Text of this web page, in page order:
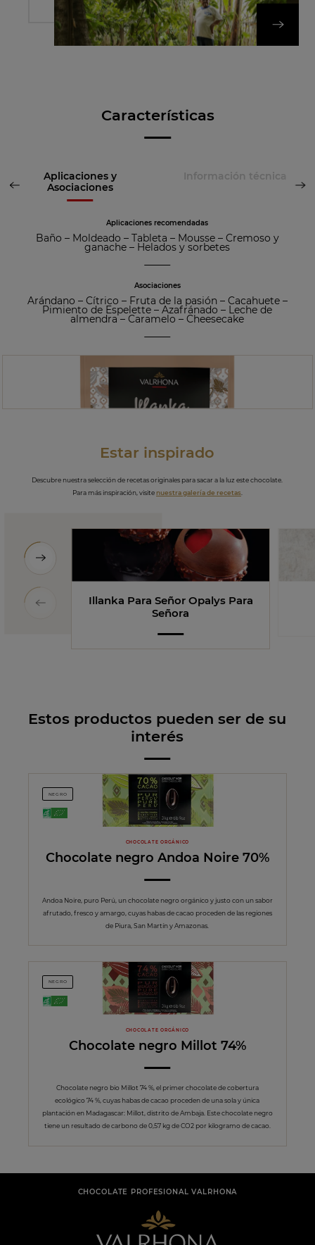
DESCUBRA
Características
Aplicaciones y
Asociaciones
Información técnica
Aplicaciones recomendadas
Baño – Moldeado – Tableta – Mousse– Cremoso y
ganache – Helados y sorbetes
Asociaciones
Arándano – Cítrico – Fruta de la pasión – Cacahuete–
Pimiento de Espelette –Azafránado –
Leche de
almendra–Caramelo –Cheesecake
Estar inspirado
Descubre nuestra selección de recetas originales para sacar a la luz este chocolate.
Para más inspiración, visitenuestra galería de recetas.
Illanka Para Señor Opalys Para
Señora
Estos productos pueden ser de su
interés
NEGRO
CHOCOLATE ORGÁNICO
Chocolate negro Andoa Noire 70%
Andoa Noire, puro Perú, un chocolate negro orgánico y justo con un sabor
afrutado, fresco y amargo, cuyas habas de cacao proceden de las regiones
de Piura, San Martín y Amazonas.
NEGRO
CHOCOLATE ORGÁNICO
Chocolate negro Millot 74%
Chocolate negro bio Millot 74 %, el primer chocolate de cobertura
ecológico 74 %, cuyas habas de cacao proceden de una sola y única
plantación en Madagascar: Millot, distrito de Ambaja. Este chocolate negro
tiene un resultado de carbono de 0,57 kg de CO2 por kilogramo de cacao.
CHOCOLATE PROFESIONAL VALRHONA